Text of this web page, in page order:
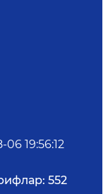
19:56:12
552